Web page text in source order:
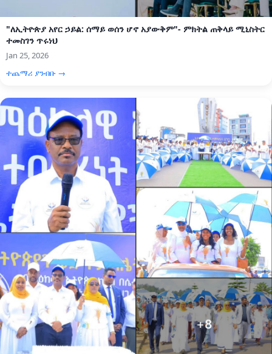
"ለኢትዮጵያ አየር ኃይል: ሰማይ ወሰን ሆኖ አያውቅም"- ምክትል ጠቅላይ ሚኒስትር
ተመስገን ጥሩነህ
Jan 25, 2026
ተጨማሪ ያንብቡ →